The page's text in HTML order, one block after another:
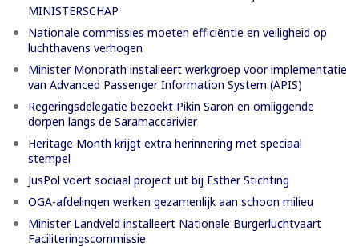
MINISTERSCHAP
Nationale commissies moeten efficiëntie en veiligheid op
luchthavens verhogen
Minister Monorath installeert werkgroep voor implementatie
van Advanced Passenger Information System (APIS)
Regeringsdelegatie bezoekt Pikin Saron en omliggende
dorpen langs de Saramaccarivier
Heritage Month krijgt extra herinnering met speciaal
stempel
JusPol voert sociaal project uit bij Esther Stichting
OGA-afdelingen werken gezamenlijk aan schoon milieu
Minister Landveld installeert Nationale Burgerluchtvaart
Faciliteringscommissie